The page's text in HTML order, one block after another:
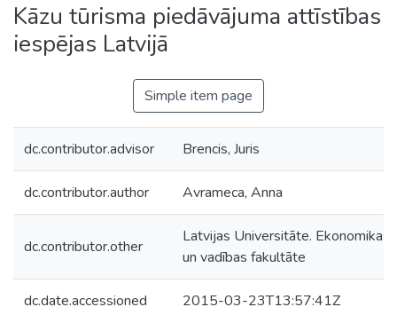
Kāzu tūrisma piedāvājuma attīstības
iespējas Latvijā
Simple item page
dc.contributor.advisor Brencis, Juris
dc.contributor.author Avrameca, Anna
dc.contributor.other
Latvijas Universitāte. Ekonomikas
un vadības fakultāte
dc.date.accessioned 2015-03-23T13:57:41Z